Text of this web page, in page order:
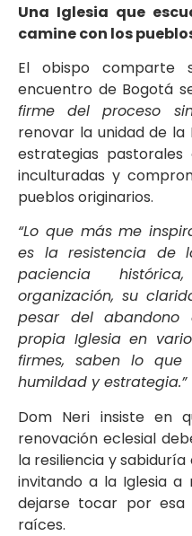
Una Iglesia que
camine con los
El obispo comparte
encuentro de Bogotá
firme del proceso
renovar la unidad de
estrategias pastorales
inculturadas y
pueblos originarios.
“Lo que más me
es la resistencia de
paciencia
organización, su
pesar del
propia Iglesia en
firmes, saben lo
humildad y estrategia.”
Dom Neri insiste en
renovación eclesial
la resiliencia y
invitando a la Iglesia a
dejarse tocar por
raíces.